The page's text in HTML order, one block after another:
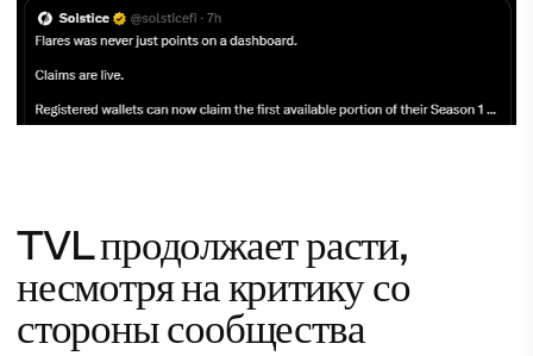
TVL продолжает расти,
несмотря на критику со
стороны сообщества